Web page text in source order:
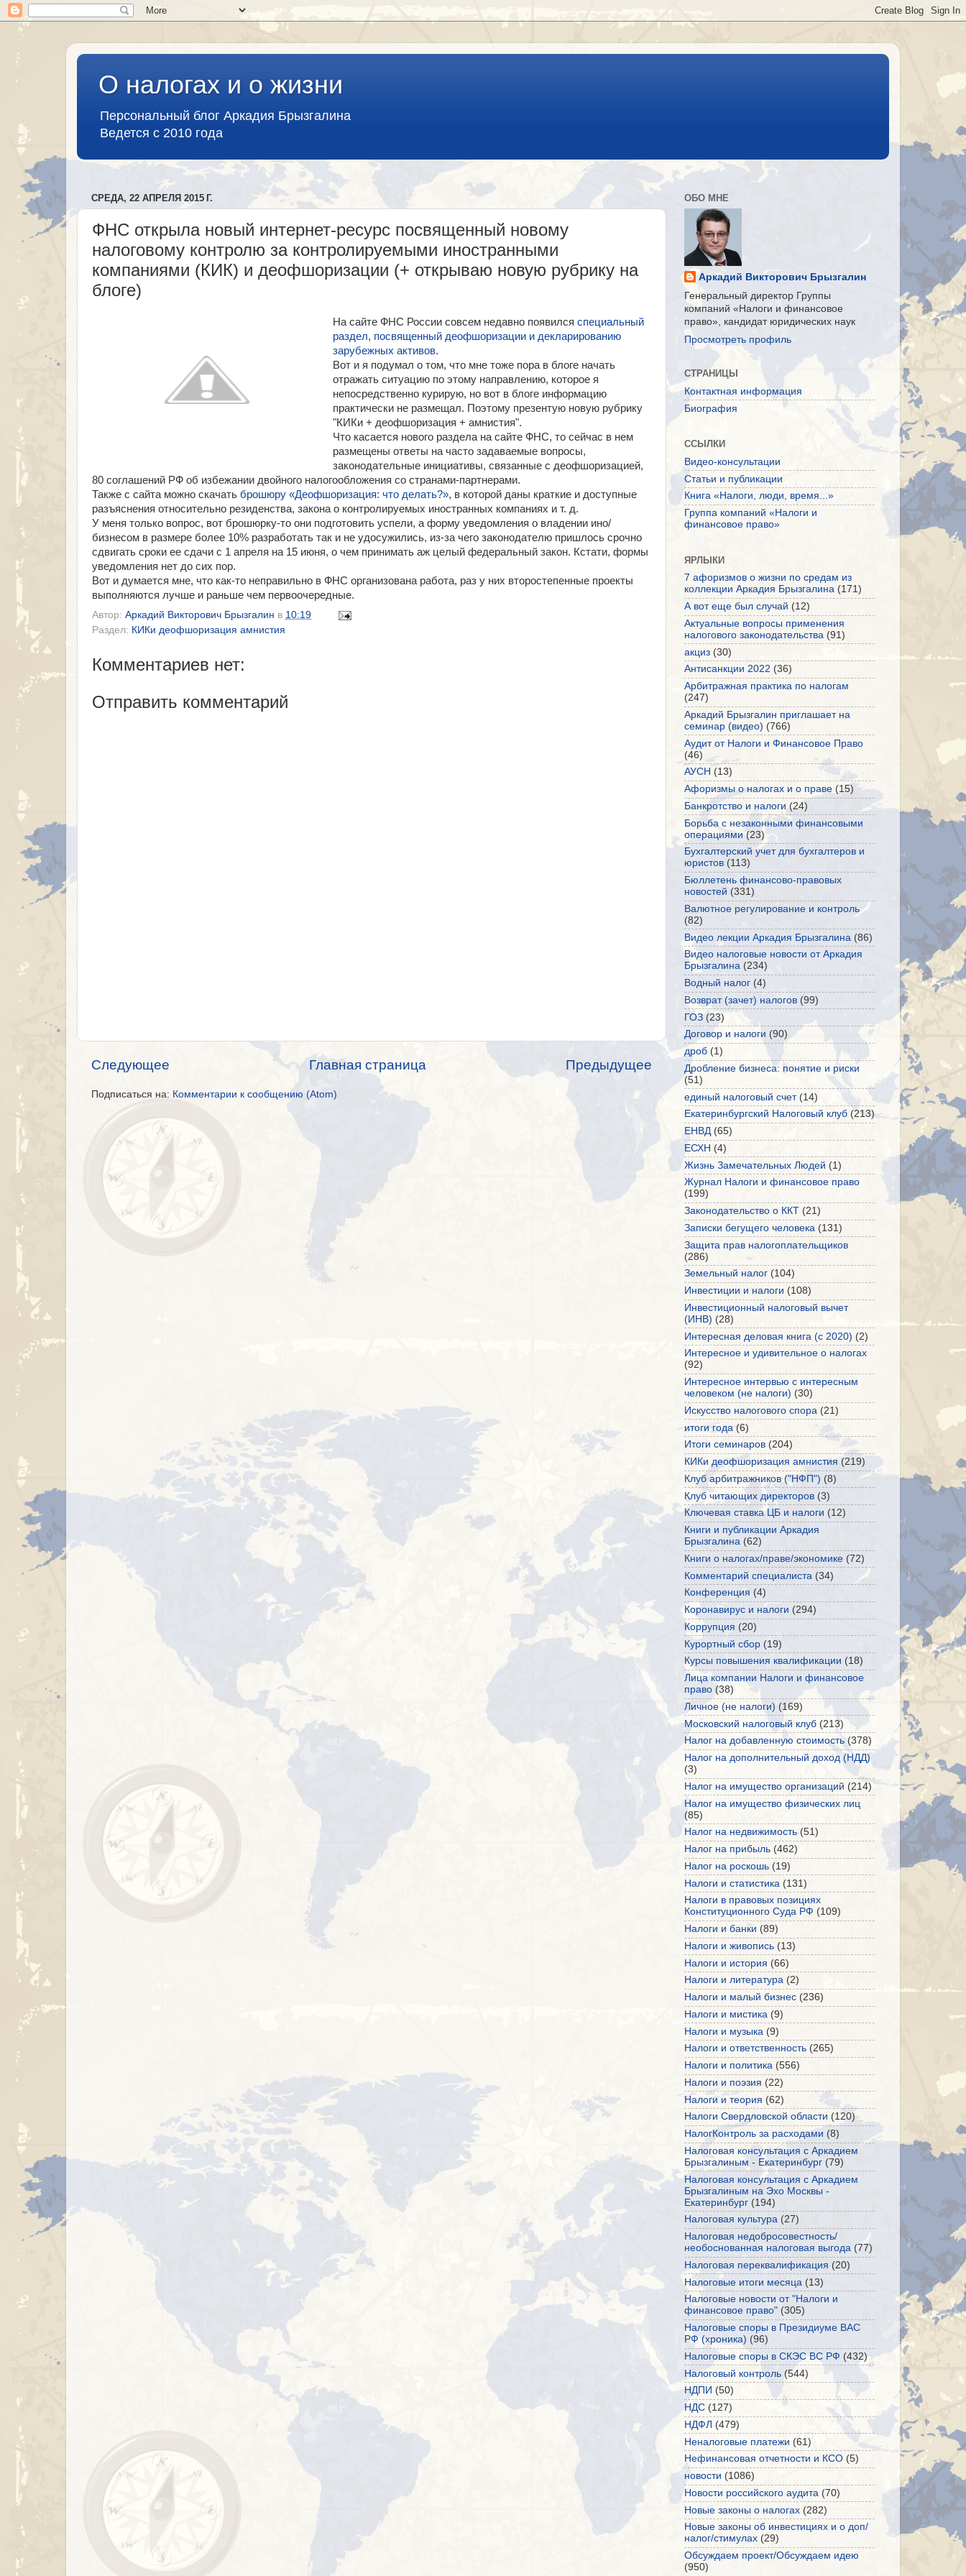
О налогах и о жизни
Персональный блог Аркадия Брызгалина
Ведется с 2010 года
СРЕДА, 22 АПРЕЛЯ 2015 Г.
ФНС открыла новый интернет-ресурс посвященный новому
налоговому контролю за контролируемыми иностранными
компаниями (КИК) и деофшоризации (+ открываю новую рубрику на
блоге)
На сайте ФНС России совсем недавно появился специальный
раздел, посвященный деофшоризации и декларированию
зарубежных активов.
Вот и я подумал о том, что мне тоже пора в блоге начать
отражать ситуацию по этому направлению, которое я
непосредственно курирую, но вот в блоге информацию
практически не размещал. Поэтому презентую новую рубрику
"КИКи + деофшоризация + амнистия".
Что касается нового раздела на сайте ФНС, то сейчас в нем
размещены ответы на часто задаваемые вопросы,
законодательные инициативы, связанные с деофшоризацией,
80 соглашений РФ об избежании двойного налогообложения со странами-партнерами.
Также с сайта можно скачать брошюру «Деофшоризация: что делать?», в которой даны краткие и доступные
разъяснения относительно резиденства, закона о контролируемых иностранных компаниях и т. д.
У меня только вопрос, вот брошюрку-то они подготовить успели, а форму уведомления о владении ино/
бизнесом в размере более 10% разработать так и не удосужились, из-за чего законодателю пришлось срочно
сдвигать сроки ее сдачи с 1 апреля на 15 июня, о чем принимать аж целый федеральный закон. Кстати, формы
уведомления нет до сих пор.
Вот и думается мне, что как-то неправильно в ФНС организована работа, раз у них второстепенные проекты
выполняются лучше и раньше чем первоочередные.
Автор: Аркадий Викторович Брызгалин в 10:19
Раздел: КИКи деофшоризация амнистия
Комментариев нет:
Отправить комментарий
Следующее Предыдущее
Главная страница
Подписаться на: Комментарии к сообщению (Atom)
ОБО МНЕ
Аркадий Викторович Брызгалин
Генеральный директор Группы
компаний «Налоги и финансовое
право», кандидат юридических наук
Просмотреть профиль
СТРАНИЦЫ
Контактная информация
Биография
ССЫЛКИ
Видео-консультации
Статьи и публикации
Книга «Налоги, люди, время...»
Группа компаний «Налоги и
финансовое право»
ЯРЛЫКИ
7 афоризмов о жизни по средам из
коллекции Аркадия Брызгалина (171)
А вот еще был случай (12)
Актуальные вопросы применения
налогового законодательства (91)
акциз (30)
Антисанкции 2022 (36)
Арбитражная практика по налогам
(247)
Аркадий Брызгалин приглашает на
семинар (видео) (766)
Аудит от Налоги и Финансовое Право
(46)
АУСН (13)
Афоризмы о налогах и о праве (15)
Банкротство и налоги (24)
Борьба с незаконными финансовыми
операциями (23)
Бухгалтерский учет для бухгалтеров и
юристов (113)
Бюллетень финансово-правовых
новостей (331)
Валютное регулирование и контроль
(82)
Видео лекции Аркадия Брызгалина (86)
Видео налоговые новости от Аркадия
Брызгалина (234)
Водный налог (4)
Возврат (зачет) налогов (99)
ГОЗ (23)
Договор и налоги (90)
дроб (1)
Дробление бизнеса: понятие и риски
(51)
единый налоговый счет (14)
Екатеринбургский Налоговый клуб (213)
ЕНВД (65)
ЕСХН (4)
Жизнь Замечательных Людей (1)
Журнал Налоги и финансовое право
(199)
Законодательство о ККТ (21)
Записки бегущего человека (131)
Защита прав налогоплательщиков
(286)
Земельный налог (104)
Инвестиции и налоги (108)
Инвестиционный налоговый вычет
(ИНВ) (28)
Интересная деловая книга (с 2020) (2)
Интересное и удивительное о налогах
(92)
Интересное интервью с интересным
человеком (не налоги) (30)
Искусство налогового спора (21)
итоги года (6)
Итоги семинаров (204)
КИКи деофшоризация амнистия (219)
Клуб арбитражников ("НФП") (8)
Клуб читающих директоров (3)
Ключевая ставка ЦБ и налоги (12)
Книги и публикации Аркадия
Брызгалина (62)
Книги о налогах/праве/экономике (72)
Комментарий специалиста (34)
Конференция (4)
Коронавирус и налоги (294)
Коррупция (20)
Курортный сбор (19)
Курсы повышения квалификации (18)
Лица компании Налоги и финансовое
право (38)
Личное (не налоги) (169)
Московский налоговый клуб (213)
Налог на добавленную стоимость (378)
Налог на дополнительный доход (НДД)
(3)
Налог на имущество организаций (214)
Налог на имущество физических лиц
(85)
Налог на недвижимость (51)
Налог на прибыль (462)
Налог на роскошь (19)
Налоги и статистика (131)
Налоги в правовых позициях
Конституционного Суда РФ (109)
Налоги и банки (89)
Налоги и живопись (13)
Налоги и история (66)
Налоги и литература (2)
Налоги и малый бизнес (236)
Налоги и мистика (9)
Налоги и музыка (9)
Налоги и ответственность (265)
Налоги и политика (556)
Налоги и поэзия (22)
Налоги и теория (62)
Налоги Свердловской области (120)
НалогКонтроль за расходами (8)
Налоговая консультация с Аркадием
Брызгалиным - Екатеринбург (79)
Налоговая консультация с Аркадием
Брызгалиным на Эхо Москвы -
Екатеринбург (194)
Налоговая культура (27)
Налоговая недобросовестность/
необоснованная налоговая выгода (77)
Налоговая переквалификация (20)
Налоговые итоги месяца (13)
Налоговые новости от "Налоги и
финансовое право" (305)
Налоговые споры в Президиуме ВАС
РФ (хроника) (96)
Налоговые споры в СКЭС ВС РФ (432)
Налоговый контроль (544)
НДПИ (50)
НДС (127)
НДФЛ (479)
Неналоговые платежи (61)
Нефинансовая отчетности и КСО (5)
новости (1086)
Новости российского аудита (70)
Новые законы о налогах (282)
Новые законы об инвестициях и о доп/
налог/стимулах (29)
Обсуждаем проект/Обсуждаем идею
(950)